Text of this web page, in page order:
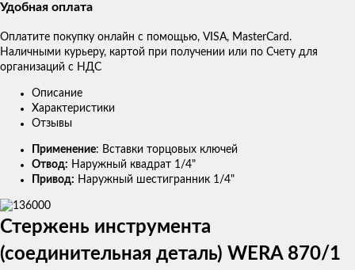
Удобная оплата
Оплатите покупку онлайн с помощью, VISA, MasterCard.
Наличными курьеру, картой при получении или по Счету для
организаций с НДС
Описание
Характеристики
Отзывы
Применение: Вставки торцовых ключей
Отвод: Наружный квадрат 1/4"
Привод: Наружный шестигранник 1/4"
Стержень инструмента
(соединительная деталь) WERA 870/1